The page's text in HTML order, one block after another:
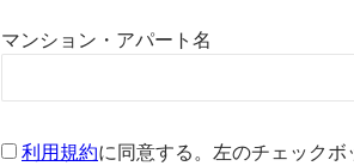
マンション・アパート名
利用規約に同意する。左のチェックボ